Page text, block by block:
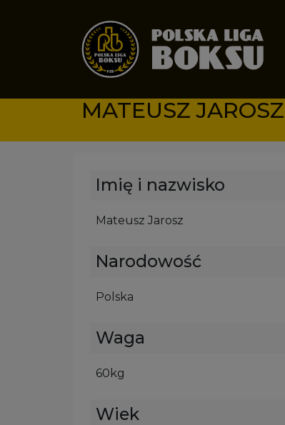
MATEUSZ JAROSZ
Imię i nazwisko
Mateusz Jarosz
Narodowość
Polska
Waga
60kg
Wiek